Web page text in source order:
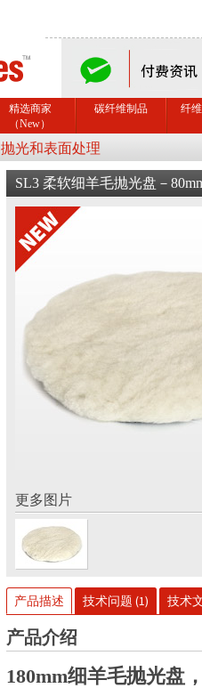
精选商家
（New）
碳纤维制品 纤
抛光和表面处理
SL3 柔软细羊毛抛光盘－
更多图片
产品描述 技术问题 (1) 技术
产品介绍
180mm细羊毛抛光盘